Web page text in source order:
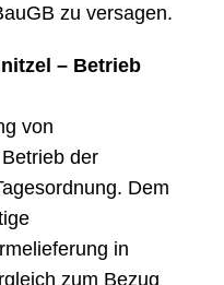
zu versagen.
– Betrieb
von
der
Dem
in
zum Bezug